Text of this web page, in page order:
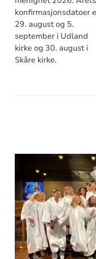
konfirmasjonsdatoer
29. august og 5.
september i Udland
kirke og 30. august i
Skåre kirke.